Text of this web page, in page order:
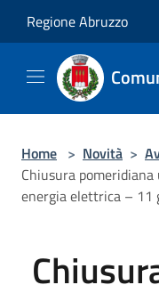
Regione Abruzzo
Home > Novità >
Chiusura
energia elettrica – 11